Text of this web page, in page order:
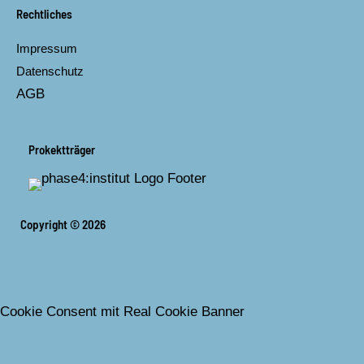
Rechtliches
Impressum
Datenschutz
AGB
Prokektträger
Copyright © 2026
Cookie Consent mit Real Cookie Banner